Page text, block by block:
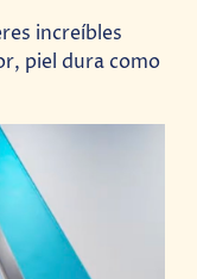
increíbles
piel dura como